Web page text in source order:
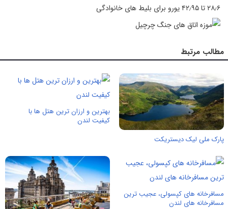
۲۸٫۶ تا ۴۲٫۹۵ یورو برای بلیط های خانوادگی
مطالب مرتبط
پارک ملی لیک دیستریکت
بهترین و ارزان ترین هتل ها با
کیفیت لندن
مسافرخانه های کپسولی، عجیب ترین
مسافرخانه های لندن